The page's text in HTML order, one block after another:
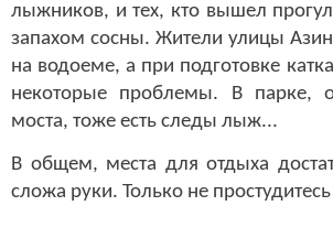
лыжников, и тех, кто вышел
запахом сосны. Жители улицы
на водоеме, а при подготовке
некоторые проблемы. В парке,
моста, тоже есть следы лыж...
В общем, места для отдыха
сложа руки. Только не